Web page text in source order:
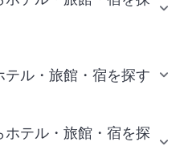
ル・旅館・宿を探す
テル・旅館・宿を探